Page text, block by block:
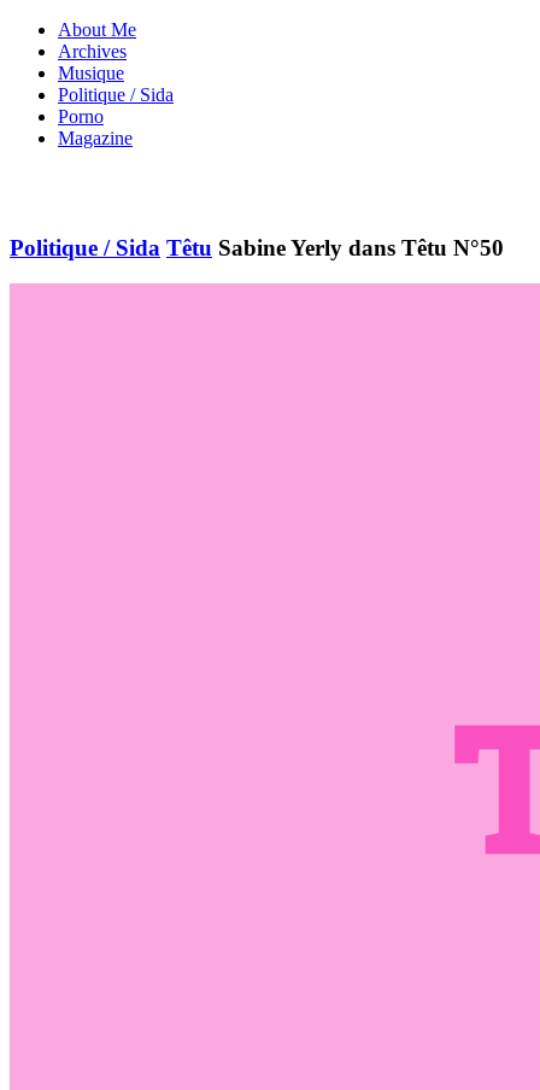
About Me
Archives
Musique
Politique / Sida
Porno
Magazine
Politique / Sida Têtu Sabine Yerly dans Têtu N°50